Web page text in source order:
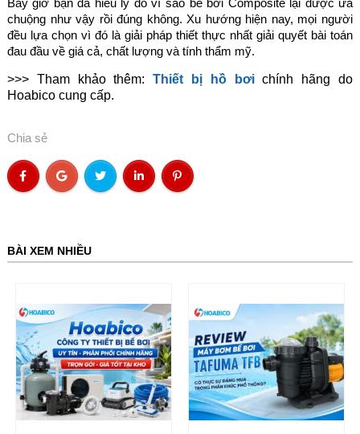
chuộng như vậy rồi đúng không. Xu hướng hiện nay, mọi người
đều lựa chọn vì đó là giải pháp thiết thực nhất giải quyết bài toán
đau đầu về giá cả, chất lượng và tính thẩm mỹ.
>>> Tham khảo thêm:Thiết bị hồ bơichính hãng do
Hoabico cung cấp.
Chia sẻ
BÀI XEM NHIỀU